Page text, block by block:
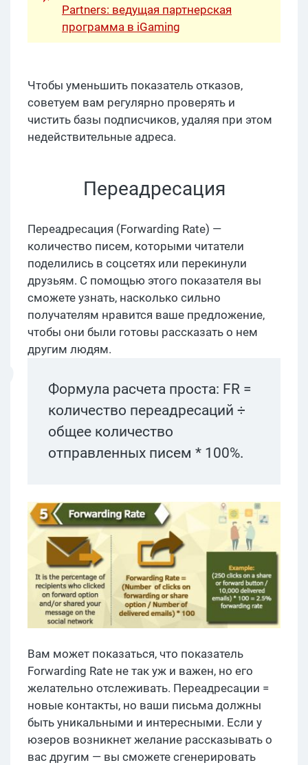
Partners: ведущая партнерская
программа в iGaming
Чтобы уменьшить показатель отказов,
советуем вам регулярно проверять и
чистить базы подписчиков, удаляя при этом
недействительные адреса.
Переадресация
Переадресация (Forwarding Rate) —
количество писем, которыми читатели
поделились в соцсетях или перекинули
друзьям. C помощью этого показателя вы
сможете узнать, насколько сильно
получателям нравится ваше предложение,
чтобы они были готовы рассказать о нем
другим людям.
Формула расчета проста: FR =
количество переадресаций ÷
общее количество
отправленных писем * 100%.
Вам может показаться, что показатель
Forwarding Rate не так уж и важен, но его
желательно отслеживать. Переадресации =
новые контакты, но ваши письма должны
быть уникальными и интересными. Если у
юзеров возникнет желание рассказывать о
вас другим — вы сможете сгенерировать